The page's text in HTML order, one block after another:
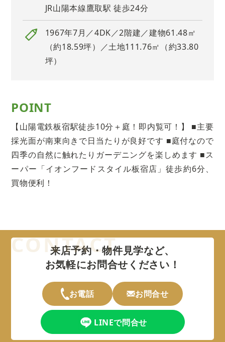
JR山陽本線鷹取駅 徒歩24分
1967年7月／4DK／2階建／建物61.48㎡
（約18.59坪）／土地111.76㎡（約33.80
坪）
POINT
【山陽電鉄板宿駅徒歩10分＋庭！即内覧可！】 ■主要
採光面が南東向きで日当たりが良好です ■庭付なので
四季の自然に触れたりガーデニングを楽しめます ■ス
ーパー「イオンフードスタイル板宿店」徒歩約6分、
買物便利！
来店予約・物件見学など、
お気軽にお問合せください！
お電話 お問合せ
LINEで問合せ